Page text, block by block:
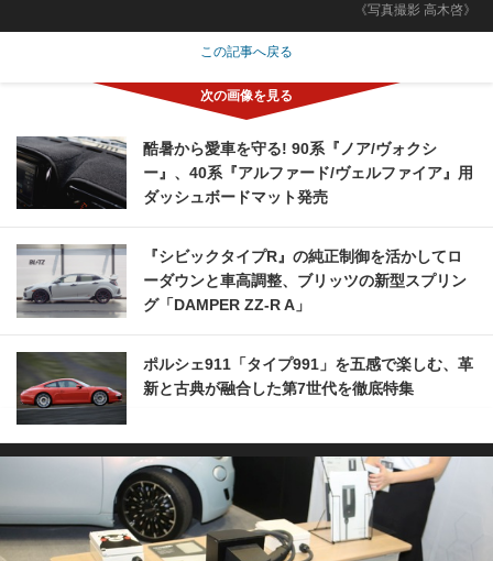
《写真撮影 高木啓》
この記事へ戻る
酷暑から愛車を守る! 90系『ノア/ヴォクシ
ー』、40系『アルファード/ヴェルファイア』用
ダッシュボードマット発売
『シビックタイプR』の純正制御を活かしてロ
ーダウンと車高調整、ブリッツの新型スプリン
グ「DAMPER ZZ-R A」
ポルシェ911「タイプ991」を五感で楽しむ、革
新と古典が融合した第7世代を徹底特集